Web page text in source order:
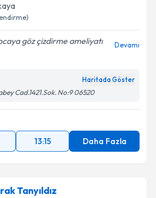
göz çizdirme ameliyatı
Devamı
Haritada Göster
Cad.1421.Sok. No:9 06520
13:15 Daha Fazla
Tanyıldız